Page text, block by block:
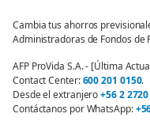
Cambia tus ahorros
Administradoras de Fondos de
AFP ProVida S.A. - [Última
Contact Center:600 201 0150.
Desde el extranjero+56 2
Contáctanos por WhatsApp: